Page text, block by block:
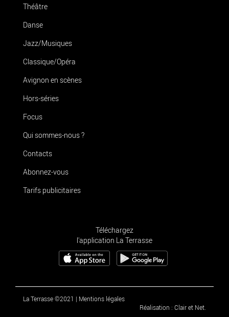
Théâtre
Danse
Jazz/Musiques
Classique/Opéra
Avignon en scènes
Hors-séries
Focus
Qui sommes-nous ?
Contacts
Abonnez-vous
Tarifs publicitaires
Téléchargez
l'application La Terrasse
La Terrasse ©2021 | Mentions légales
Réalisation : Clair et Net.